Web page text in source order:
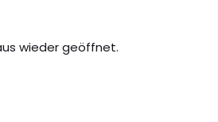
wieder geöffnet.